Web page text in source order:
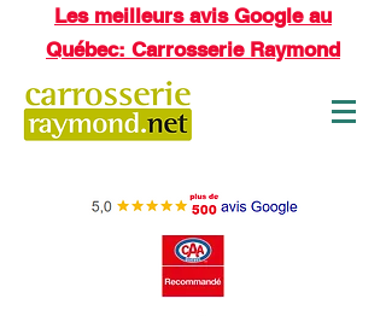
Les meilleurs avis Google au
Québec: Carrosserie Raymond